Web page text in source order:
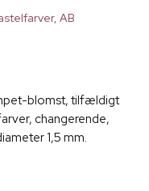
AB
blomst, tilfældigt
changerende,
1,5 mm.